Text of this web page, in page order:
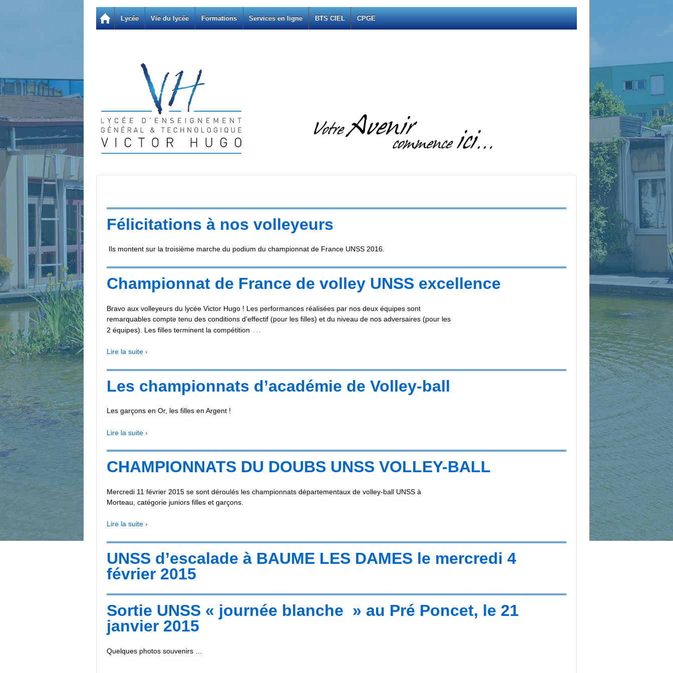
Lycée Vie du lycée Formations Services en ligne BTS CIEL CPGE
Félicitations à nos volleyeurs
Ils montent sur la troisième marche du podium du championnat de France UNSS 2016.
Championnat de France de volley UNSS excellence
Bravo aux volleyeurs du lycée Victor Hugo ! Les performances réalisées par nos deux équipes sont
remarquables compte tenu des conditions d’effectif (pour les filles) et du niveau de nos adversaires (pour les
2 équipes). Les filles terminent la compétition …
Lire la suite ›
Les championnats d’académie de Volley-ball
Les garçons en Or, les filles en Argent !
Lire la suite ›
CHAMPIONNATS DU DOUBS UNSS VOLLEY-BALL
Mercredi 11 février 2015 se sont déroulés les championnats départementaux de volley-ball UNSS à
Morteau, catégorie juniors filles et garçons.
Lire la suite ›
UNSS d’escalade à BAUME LES DAMES le mercredi 4
février 2015
Sortie UNSS « journée blanche » au Pré Poncet, le 21
janvier 2015
Quelques photos souvenirs …